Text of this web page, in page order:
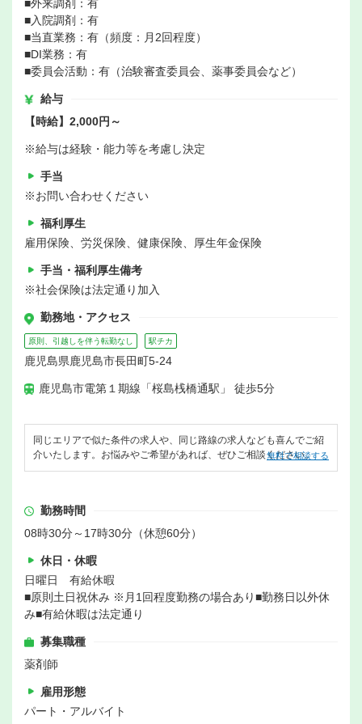
■外来調剤：有
■入院調剤：有
■当直業務：有（頻度：月2回程度）
■DI業務：有
■委員会活動：有（治験審査委員会、薬事委員会など）
給与
【時給】2,000円～
※給与は経験・能力等を考慮し決定
手当
※お問い合わせください
福利厚生
雇用保険、労災保険、健康保険、厚生年金保険
手当・福利厚生備考
※社会保険は法定通り加入
勤務地・アクセス
原則、引越しを伴う転勤なし 駅チカ
鹿児島県鹿児島市長田町5-24
鹿児島市電第１期線「桜島桟橋通駅」 徒歩5分
同じエリアで似た条件の求人や、同じ路線の求人なども喜んでご紹
介いたします。お悩みやご希望があれば、ぜひご相談ください。
無料で相談する
勤務時間
08時30分～17時30分（休憩60分）
休日・休暇
日曜日 有給休暇
■原則土日祝休み ※月1回程度勤務の場合あり■勤務日以外休
み■有給休暇は法定通り
募集職種
薬剤師
雇用形態
パート・アルバイト